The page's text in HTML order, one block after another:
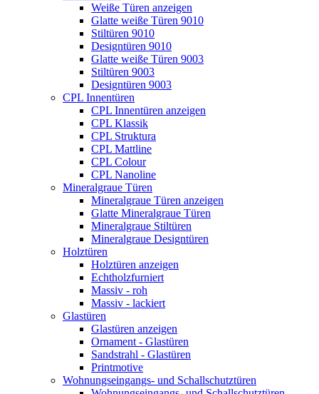
Weiße Türen anzeigen
Glatte weiße Türen 9010
Stiltüren 9010
Designtüren 9010
Glatte weiße Türen 9003
Stiltüren 9003
Designtüren 9003
CPL Innentüren
CPL Innentüren anzeigen
CPL Klassik
CPL Struktura
CPL Mattline
CPL Colour
CPL Nanoline
Mineralgraue Türen
Mineralgraue Türen anzeigen
Glatte Mineralgraue Türen
Mineralgraue Stiltüren
Mineralgraue Designtüren
Holztüren
Holztüren anzeigen
Echtholzfurniert
Massiv - roh
Massiv - lackiert
Glastüren
Glastüren anzeigen
Ornament - Glastüren
Sandstrahl - Glastüren
Printmotive
Wohnungseingangs- und Schallschutztüren